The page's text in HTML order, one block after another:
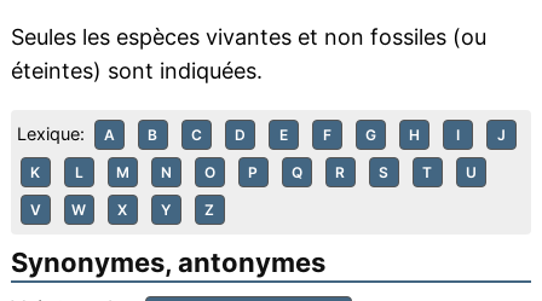
Seules les espèces vivantes et non fossiles (ou
éteintes) sont indiquées.
Lexique: A B C D E F G H I J
K L M N O P Q R S T U
V W X Y Z
Synonymes, antonymes